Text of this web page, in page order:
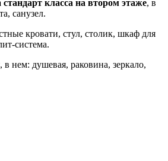
класса на втором этаже, в
санузел.
кровати, стул, столик, шкаф для
система.
нем: душевая, раковина, зеркало,